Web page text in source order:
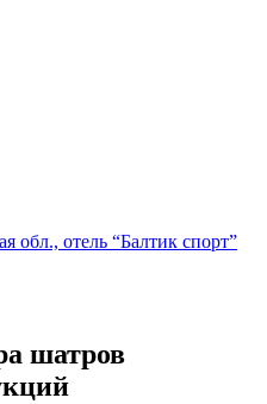
обл., отель “Балтик спорт”
шатров